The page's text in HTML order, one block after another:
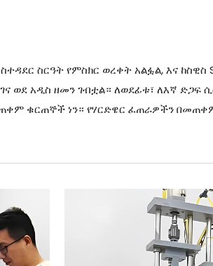
ስርዓት የምስክር ወረቀት አልፏል, እና
አዲስ ዘመን ገብቷል። ለወደፊቱ፣ ለእኛ ድጋፍ
ቁርጠኞች ነን። የሃርድዌር ፈጠራዎችን